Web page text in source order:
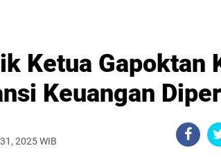
Ketua Gapoktan
Keuangan
2025 WIB